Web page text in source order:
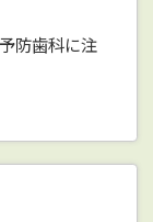
防歯科に注